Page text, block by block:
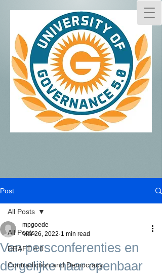
Post
All Posts
DRAFT 4.0
Contradiction and Democracy
All Posts
Van persconferenties en
dergelijke naar openbaar
mpgoede
Mar 26, 2022 1 min read